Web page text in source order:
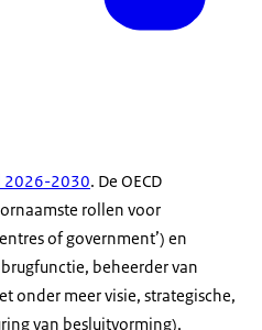
2026-2030. De OECD
rollen voor
of government’) en
beheerder van
onder meer visie, strategische,
van besluitvorming),